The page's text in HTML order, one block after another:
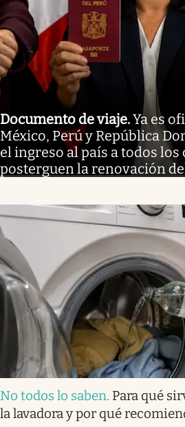
Documento de viaje.Ya es
México, Perú y República
el ingreso al país a todos los
posterguen la renovación
No todos lo saben. Para qué
la lavadora y por qué